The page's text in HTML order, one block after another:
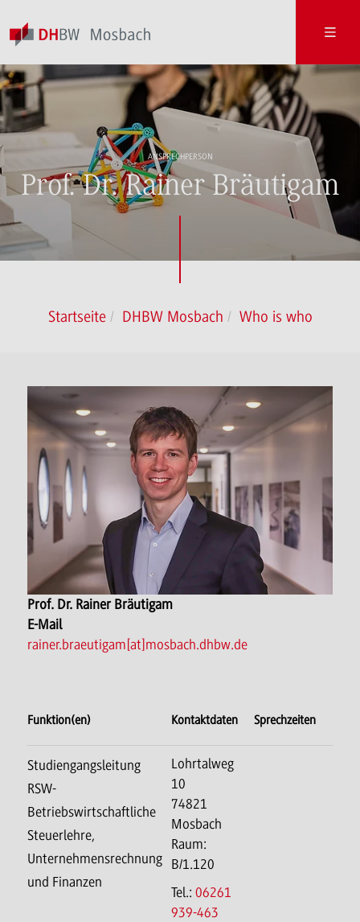
ANSPRECHPERSON
Prof. Dr. Rainer Bräutigam
Startseite DHBW Mosbach Who is who
Prof. Dr. Rainer Bräutigam
E-Mail
rainer.braeutigam[at]mosbach.dhbw.de
Funktion(en) Kontaktdaten Sprechzeiten
Studiengangsleitung
RSW-
Betriebswirtschaftliche
Steuerlehre,
Unternehmensrechnung
und Finanzen
Lohrtalweg
10
74821
Mosbach
Raum:
B/1.120
Tel.: 06261
939-463